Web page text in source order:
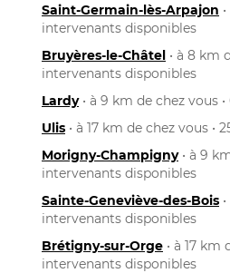
Saint-Germain-lès-Arpajon
intervenants disponibles
Bruyères-le-Châtel • à 8 km
intervenants disponibles
Lardy• à 9 km de chez vous
Ulis • à 17 km de chez vous
Morigny-Champigny• à 9
intervenants disponibles
Sainte-Geneviève-des-Bois
intervenants disponibles
Brétigny-sur-Orge • à 17 km
intervenants disponibles